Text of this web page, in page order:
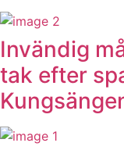
Invändig
tak efter